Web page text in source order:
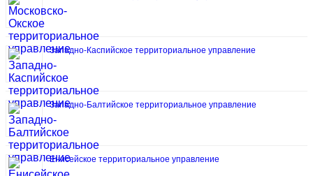
Западно-Каспийское территориальное управление
Западно-Балтийское территориальное управление
Енисейское территориальное управление